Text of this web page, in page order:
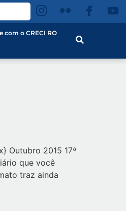
com o CRECI RO
Outubro 2015 17ª
que você
traz ainda